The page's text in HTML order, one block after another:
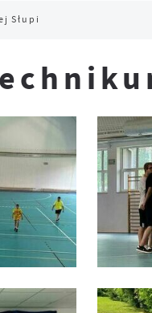
Słupi